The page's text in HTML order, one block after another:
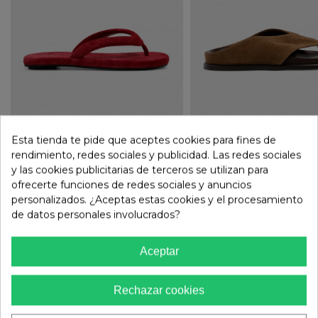
Inuovo
Sandalia Plana De Piel Roja
Inuovo DM3143 Con Tira Al
Dedo – El Toque Vibrante Que
Transforma Tus Looks
69,99 €
Inuovo
Sandalia Plana De Piel Marrón
Inuovo E36007 – Elegancia
Relajada Para Tus Looks De
Verano
MÁS MODELOS DE SKECHERS
Esta tienda te pide que aceptes cookies para fines de
rendimiento, redes sociales y publicidad. Las redes sociales
y las cookies publicitarias de terceros se utilizan para
ofrecerte funciones de redes sociales y anuncios
personalizados. ¿Aceptas estas cookies y el procesamiento
de datos personales involucrados?
Aceptar
Rechazar cookies